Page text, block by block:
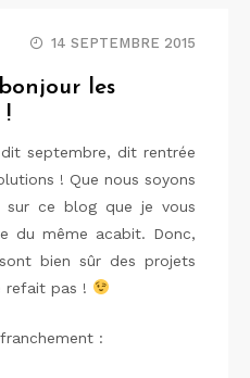
14 SEPTEMBRE 2015
les
!
dit septembre, dit rentrée
! Que nous soyons
sur ce blog que je vous
du même acabit. Donc,
bien sûr des projets
refait pas !
: